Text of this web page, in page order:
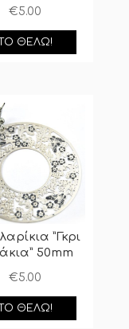
€5.00
ΘΈΛΩ!
”Γκρι
50mm
€5.00
ΘΈΛΩ!